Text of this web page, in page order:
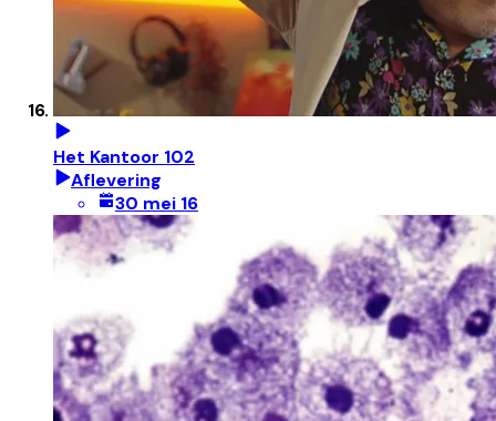
Het Kantoor 102
Aflevering
30 mei 16